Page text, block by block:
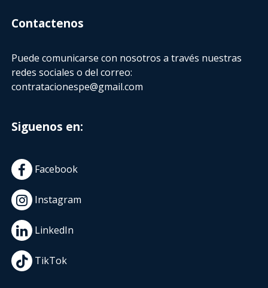
Contactenos
Puede comunicarse con nosotros a través nuestras
redes sociales o del correo:
contratacionespe@gmail.com
Siguenos en:
Facebook
Instagram
LinkedIn
TikTok